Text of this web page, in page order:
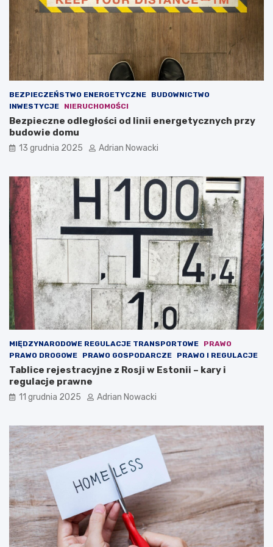
g
o
i
n
e
s
u
o
i
n
e
a
k
a
n
a
j
e
s
r
e
ś
ć
(
t
w
o
n
t
e
n
t
)
BEZPIECZEŃSTWO ENERGETYCZNE
BUDOWNICTWO
INWESTYCJE
NIERUCHOMOŚCI
Bezpieczne odległości od linii energetycznych przy
budowie domu
13 grudnia 2025 Adrian Nowacki
MIĘDZYNARODOWE REGULACJE TRANSPORTOWE
PRAWO
PRAWO DROGOWE
PRAWO GOSPODARCZE PRAWO I REGULACJE
Tablice rejestracyjne z Rosji w Estonii – kary i
regulacje prawne
11 grudnia 2025 Adrian Nowacki